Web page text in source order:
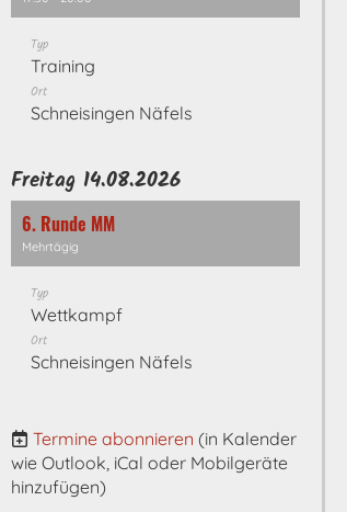
Typ
Training
Ort
Schneisingen Näfels
Freitag 14.08.2026
6. Runde MM
Mehrtägig
Typ
Wettkampf
Ort
Schneisingen Näfels
Termine abonnieren (in Kalender
wie Outlook, iCal oder Mobilgeräte
hinzufügen)